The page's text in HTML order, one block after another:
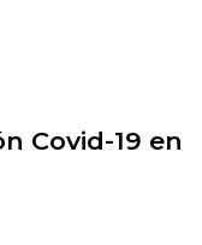
Covid-19 en